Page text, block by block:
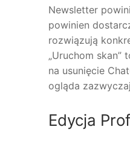
Newsletter
powinien
rozwiązują
„Uruchom
na usunięcie
ogląda
Edycja